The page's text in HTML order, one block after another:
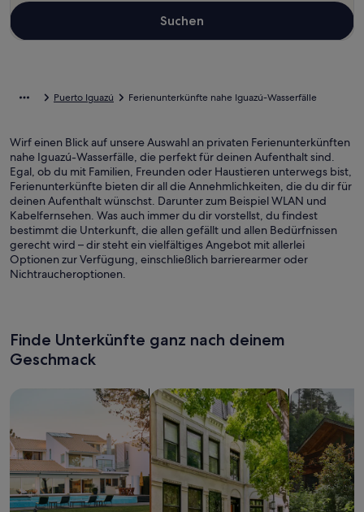
Suchen
Puerto Iguazú Ferienunterkünfte nahe Iguazú-Wasserfälle
Wirf einen Blick auf unsere Auswahl an privaten Ferienunterkünften
nahe Iguazú-Wasserfälle, die perfekt für deinen Aufenthalt sind.
Egal, ob du mit Familien, Freunden oder Haustieren unterwegs bist,
Ferienunterkünfte bieten dir all die Annehmlichkeiten, die du dir für
deinen Aufenthalt wünschst. Darunter zum Beispiel WLAN und
Kabelfernsehen. Was auch immer du dir vorstellst, du findest
bestimmt die Unterkunft, die allen gefällt und allen Bedürfnissen
gerecht wird – dir steht ein vielfältiges Angebot mit allerlei
Optionen zur Verfügung, einschließlich barrierearmer oder
Nichtraucheroptionen.
Finde Unterkünfte ganz nach deinem
Geschmack
Suche nach FerienhäusernSuche nach Ferienwohnungen oder
Suche nach